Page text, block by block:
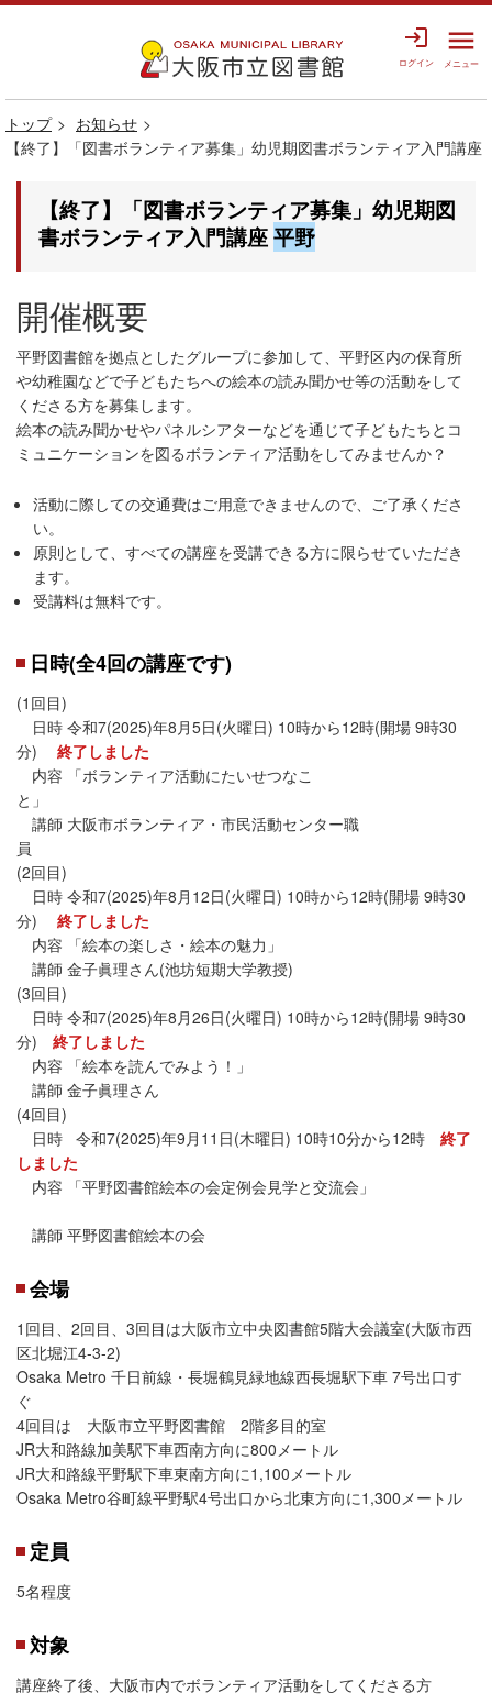
login
ログイン
menu
メニュー
トップ
お知らせ
【終了】「図書ボランティア募集」幼児期図書ボランティア入門講座
【終了】「図書ボランティア募集」幼児期図
書ボランティア入門講座平野
開催概要
平野図書館を拠点としたグループに参加して、平野区内の保育所
や幼稚園などで子どもたちへの絵本の読み聞かせ等の活動をして
くださる方を募集します。
絵本の読み聞かせやパネルシアターなどを通じて子どもたちとコ
ミュニケーションを図るボランティア活動をしてみませんか？
活動に際しての交通費はご用意できませんので、ご了承くださ
い。
原則として、すべての講座を受講できる方に限らせていただき
ます。
受講料は無料です。
日時(全4回の講座です)
(1回目)
日時 令和7(2025)年8月5日(火曜日) 10時から12時(開場 9時30
分) 終了しました
内容 「ボランティア活動にたいせつなこ
と」
講師 大阪市ボランティア・市民活動センター職
員
(2回目)
日時 令和7(2025)年8月12日(火曜日) 10時から12時(開場 9時30
分) 終了しました
内容 「絵本の楽しさ・絵本の魅力」
講師 金子眞理さん(池坊短期大学教授)
(3回目)
日時 令和7(2025)年8月26日(火曜日) 10時から12時(開場 9時30
分) 終了しました
内容 「絵本を読んでみよう！」
講師 金子眞理さん
(4回目)
日時 令和7(2025)年9月11日(木曜日) 10時10分から12時 終了
しました
内容 「平野図書館絵本の会定例会見学と交流会」
講師 平野図書館絵本の会
会場
1回目、2回目、3回目は大阪市立中央図書館5階大会議室(大阪市西
区北堀江4-3-2)
Osaka Metro 千日前線・長堀鶴見緑地線西長堀駅下車 7号出口す
ぐ
4回目は 大阪市立平野図書館 2階多目的室
JR大和路線加美駅下車西南方向に800メートル
JR大和路線平野駅下車東南方向に1,100メートル
Osaka Metro谷町線平野駅4号出口から北東方向に1,300メートル
定員
5名程度
対象
講座終了後、大阪市内でボランティア活動をしてくださる方